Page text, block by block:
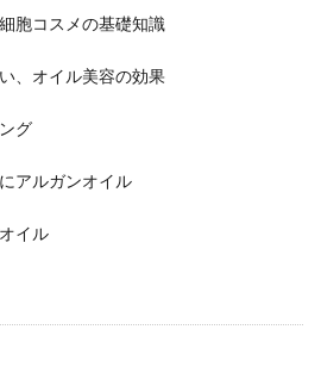
胞コスメの基礎知識
、オイル美容の効果
グ
アルガンオイル
イル